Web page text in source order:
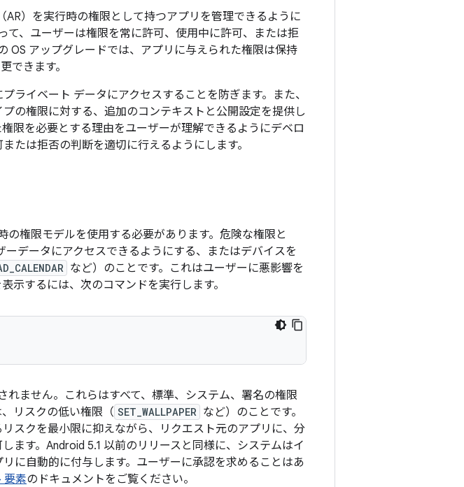
AR）を実行時の権限として持つアプリを管理できるように
て、ユーザーは権限を常に許可、使用中に許可、または拒
OS アップグレードでは、アプリに与えられた権限は保持
できます。
ライベート データにアクセスすることを防ぎます。また、
の権限に対する、追加のコンテキストと公開設定を提供し
限を必要とする理由をユーザーが理解できるようにデベロ
たは拒否の判断を適切に行えるようにします。
権限モデルを使用する必要があります。危険な権限と
データにアクセスできるようにする、またはデバイスを
など）のことです。これはユーザーに悪影響を
示するには、次のコマンドを実行します。
れません。これらはすべて、標準、システム、署名の権限
リスクの低い権限（ SET_WALLPAPER など）のことです。
スクを最小限に抑えながら、リクエスト元のアプリに、分
ます。Android 5.1 以前のリリースと同様に、システムはイ
に自動的に付与します。ユーザーに承認を求めることはあ
要素のドキュメントをご覧ください。